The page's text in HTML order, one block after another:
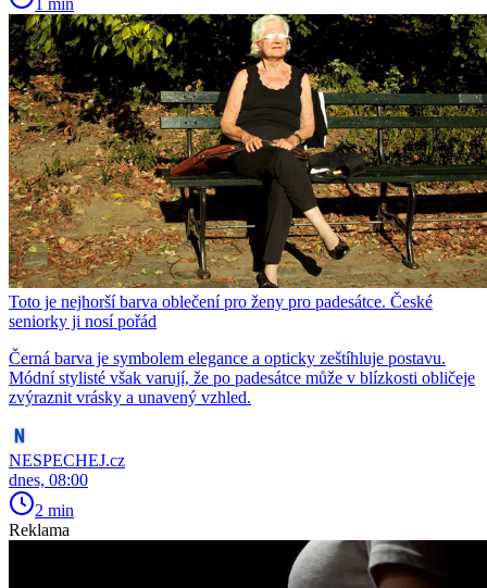
Toto je nejhorší barva oblečení pro ženy pro padesátce. České
seniorky ji nosí pořád
Černá barva je symbolem elegance a opticky zeštíhluje postavu.
Módní stylisté však varují, že po padesátce může v blízkosti obličeje
zvýraznit vrásky a unavený vzhled.
NESPECHEJ.cz
dnes, 08:00
2 min
Reklama